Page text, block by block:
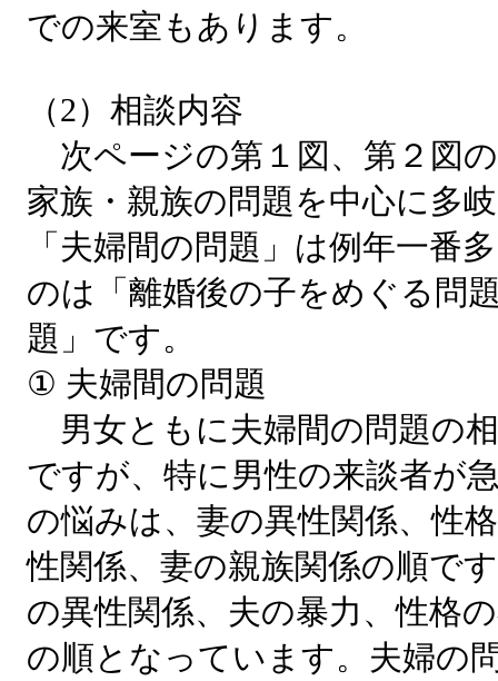
での来室もあります。
（2）相談内容
次ページの第１図、第２図
家族・親族の問題を中心に多
「夫婦間の問題」は例年一番
のは「離婚後の子をめぐる問
題」です。
① 夫婦間の問題
男女ともに夫婦間の問題の
ですが、特に男性の来談者が
の悩みは、妻の異性関係、性
性関係、妻の親族関係の順で
の異性関係、夫の暴力、性格
の順となっています。夫婦の